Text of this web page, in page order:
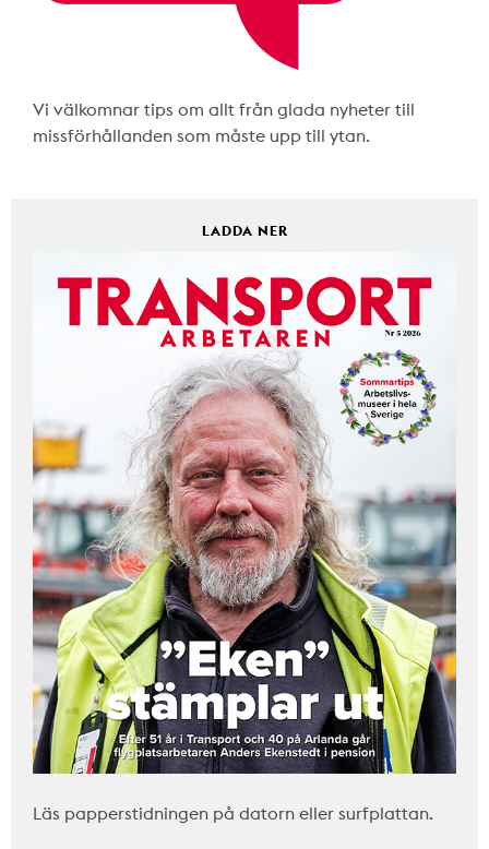
Vi välkomnar tips om allt från glada nyheter till
missförhållanden som måste upp till ytan.
LADDA NER
Läs papperstidningen på datorn eller surfplattan.